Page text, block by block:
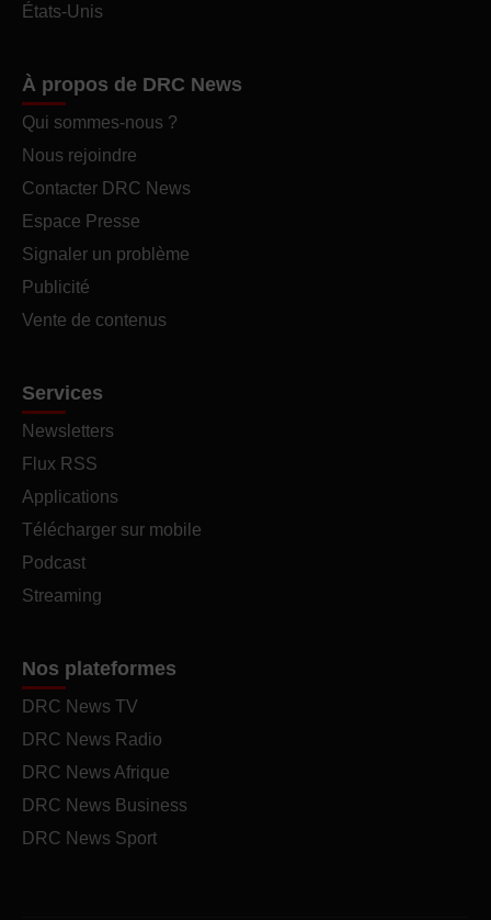
États-Unis
À propos de DRC News
Qui sommes-nous ?
Nous rejoindre
Contacter DRC News
Espace Presse
Signaler un problème
Publicité
Vente de contenus
Services
Newsletters
Flux RSS
Applications
Télécharger sur mobile
Podcast
Streaming
Nos plateformes
DRC News TV
DRC News Radio
DRC News Afrique
DRC News Business
DRC News Sport